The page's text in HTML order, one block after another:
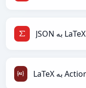
JSON به LaTeX